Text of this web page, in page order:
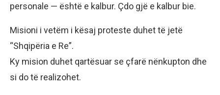
personale — është e kalbur. Çdo gjë e kalbur bie.
Misioni i vetëm i kësaj proteste duhet të jetë
“Shqipëria e Re”.
Ky mision duhet qartësuar se çfarë nënkupton dhe
si do të realizohet.